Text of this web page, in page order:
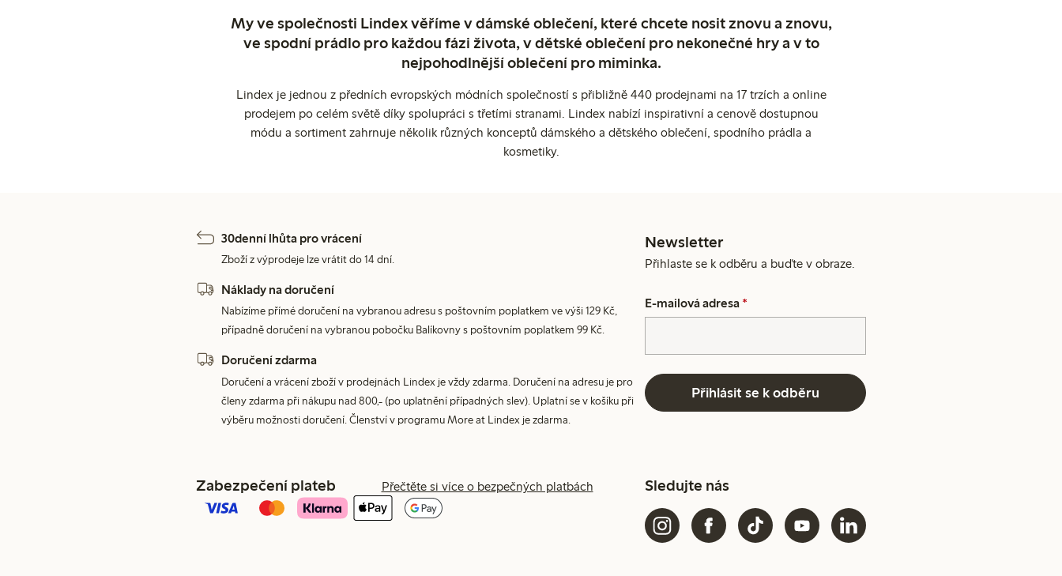
My ve společnosti Lindex věříme v dámské oblečení, které chcete nosit znovu a znovu,
ve spodní prádlo pro každou fázi života, v dětské oblečení pro nekonečné hry a v to
nejpohodlnější oblečení pro miminka.
Lindex je jednou z předních evropských módních společností s přibližně 440 prodejnami na 17 trzích a online
prodejem po celém světě díky spolupráci s třetími stranami. Lindex nabízí inspirativní a cenově dostupnou
módu a sortiment zahrnuje několik různých konceptů dámského a dětského oblečení, spodního prádla a
kosmetiky.
30denní lhůta pro vrácení
Zboží z výprodeje lze vrátit do 14 dní.
Náklady na doručení
Nabízíme přímé doručení na vybranou adresu s poštovním poplatkem ve výši 129 Kč,
případně doručení na vybranou pobočku Balíkovny s poštovním poplatkem 99 Kč.
Doručení zdarma
Doručení a vrácení zboží v prodejnách Lindex je vždy zdarma. Doručení na adresu je pro
členy zdarma při nákupu nad 800,- (po uplatnění případných slev). Uplatní se v košíku při
výběru možnosti doručení. Členství v programu More at Lindex je zdarma.
Newsletter
Přihlaste se k odběru a buďte v obraze.
E-mailová adresa *
Přihlásit se k odběru
Zabezpečení plateb Přečtěte si více o bezpečných platbách Sledujte nás